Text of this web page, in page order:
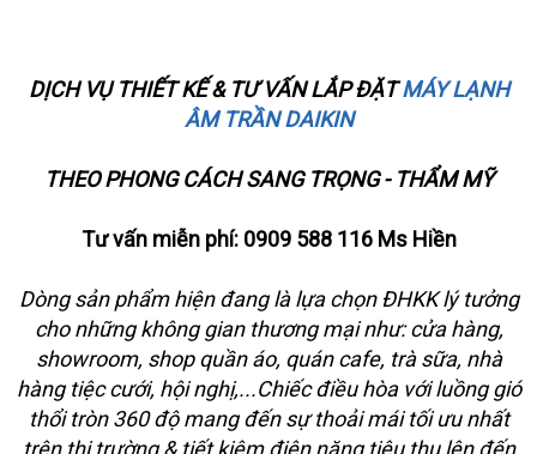
DỊCH VỤ THIẾT KẾ & TƯ VẤN LẮP ĐẶTMÁY LẠNH
ÂM TRẦN DAIKIN
THEO PHONG CÁCH SANG TRỌNG - THẨM MỸ
Tư vấn miễn phí: 0909 588 116 Ms Hiền
Dòng sản phẩm hiện đang là lựa chọn ĐHKK lý tưởng
cho những không gian thương mại như: cửa hàng,
showroom, shop quần áo, quán cafe, trà sữa, nhà
hàng tiệc cưới, hội nghị,...Chiếc điều hòa với luồng gió
thổi tròn 360 độ mang đến sự thoải mái tối ưu nhất